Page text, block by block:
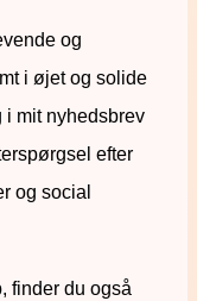
og
i øjet og solide
mit nyhedsbrev
efter
og social
finder du også